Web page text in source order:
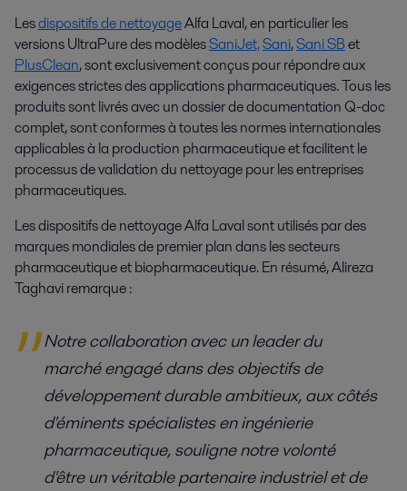
Lesdispositifs de nettoyageAlfa Laval, en particulier les
versions UltraPure des modèlesSaniJet,Sani,Sani SBet
PlusClean, sont exclusivement conçus pour répondre aux
exigences strictes des applications pharmaceutiques. Tous les
produits sont livrés avec un dossier de documentation Q-doc
complet, sont conformes à toutes les normes internationales
applicables à la production pharmaceutique et facilitent le
processus de validation du nettoyage pour les entreprises
pharmaceutiques.
Les dispositifs de nettoyage Alfa Laval sont utilisés par des
marques mondiales de premier plan dans les secteurs
pharmaceutique et biopharmaceutique. En résumé, Alireza
Taghavi remarque :
Notre collaboration avec un leader du
marché engagé dans des objectifs de
développement durable ambitieux, aux côtés
d'éminents spécialistes en ingénierie
pharmaceutique, souligne notre volonté
d'être un véritable partenaire industriel et de